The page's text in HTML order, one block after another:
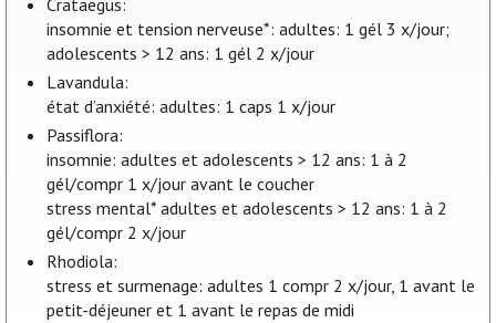
Crataegus:
insomnie et tension nerveuse*: adultes: 1 gél 3 x/jour;
adolescents > 12 ans: 1 gél 2 x/jour
Lavandula:
état d’anxiété: adultes: 1 caps 1 x/jour
Passiflora:
insomnie: adultes et adolescents > 12 ans: 1 à 2
gél/compr 1 x/jour avant le coucher
stress mental* adultes et adolescents > 12 ans: 1 à 2
gél/compr 2 x/jour
Rhodiola:
stress et surmenage: adultes 1 compr 2 x/jour, 1 avant le
petit-déjeuner et 1 avant le repas de midi